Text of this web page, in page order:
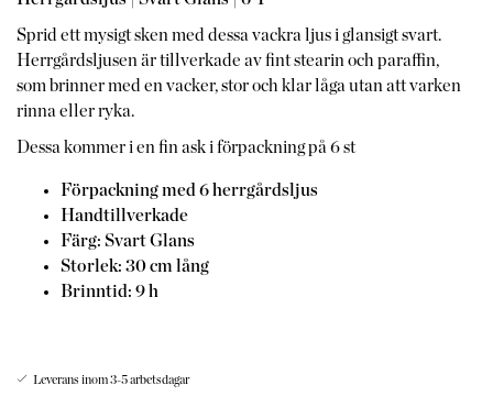
Sprid ett mysigt sken med dessa vackra ljus i glansigt svart.
Herrgårdsljusen är tillverkade av fint stearin och paraffin,
som brinner med en vacker, stor och klar låga utan att varken
rinna eller ryka.
Dessa kommer i en fin ask i förpackning på 6 st
Förpackning med 6 herrgårdsljus
Handtillverkade
Färg: Svart Glans
Storlek: 30 cm lång
Brinntid: 9 h
Leverans inom 3-5 arbetsdagar